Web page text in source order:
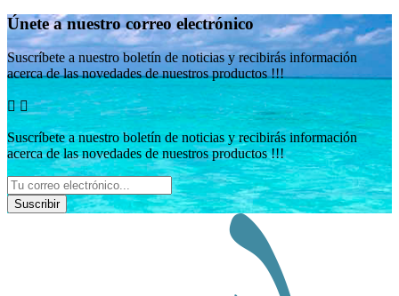
Únete a nuestro correo electrónico
Suscríbete a nuestro boletín de noticias y recibirás información
acerca de las novedades de nuestros productos !!!
 
Suscríbete a nuestro boletín de noticias y recibirás información
acerca de las novedades de nuestros productos !!!
Suscribir